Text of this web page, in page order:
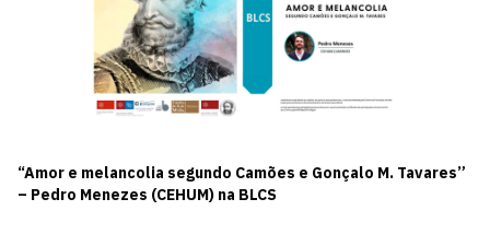
“Amor e melancolia segundo Camões e Gonçalo M. Tavares”
– Pedro Menezes (CEHUM) na BLCS